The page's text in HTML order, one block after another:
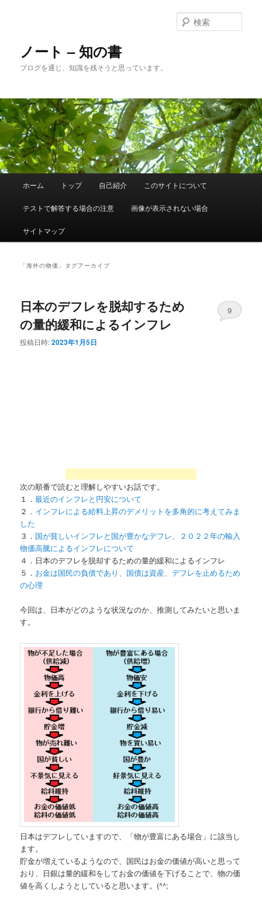
へ
移
移
動
ノート – 知の書
ブログを通じ、知識を残そうと思っています。
索
ュ
ホーム トップ 自己紹介 このサイトについて
テストで解答する場合の注意 画像が表示されない場合
サイトマップ
「海外の物価 」タグアーカイブ
日本のデフレを脱却するため
の量的緩和によるインフレ
投稿日時:2023年1月5日
9
次の順番で読むと理解しやすいお話です。
１．最近のインフレと円安について
２． インフレによる給料上昇のデメリットを多角的に考えてみま
した
３． 国が貧しいインフレと国が豊かなデフレ、２０２２年の輸入
物価高騰によるインフレについて
４．日本のデフレを脱却するための量的緩和によるインフレ
５． お金は国民の負債であり、国債は資産、デフレを止めるため
の心理
今回は、日本がどのような状況なのか、推測してみたいと思いま
す。
日本はデフレしていますので、「物が豊富にある場合」に該当し
ます。
貯金が増えているようなので、国民はお金の価値が高いと思って
おり、日銀は量的緩和をしてお金の価値を下げることで、物の価
値を高くしようとしていると思います。(^^;